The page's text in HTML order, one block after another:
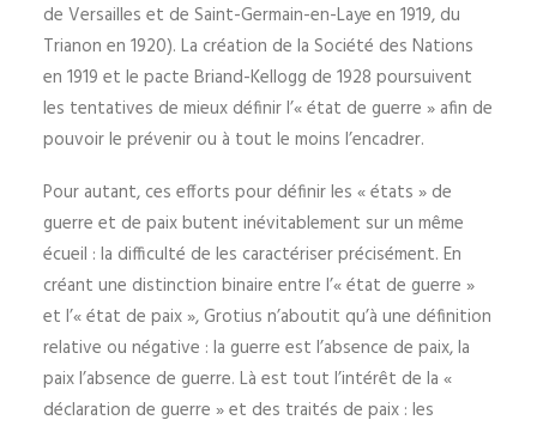
de Versailles et de Saint-Germain-en-Laye en 1919, du
Trianon en 1920). La création de la Société des Nations
en 1919 et le pacte Briand-Kellogg de 1928 poursuivent
les tentatives de mieux définir l’« état de guerre » afin de
pouvoir le prévenir ou à tout le moins l’encadrer.
Pour autant, ces efforts pour définir les « états » de
guerre et de paix butent inévitablement sur un même
écueil : la difficulté de les caractériser précisément. En
créant une distinction binaire entre l’« état de guerre »
et l’« état de paix », Grotius n’aboutit qu’à une définition
relative ou négative : la guerre est l’absence de paix, la
paix l’absence de guerre. Là est tout l’intérêt de la «
déclaration de guerre » et des traités de paix : les